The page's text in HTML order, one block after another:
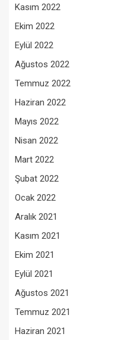
Kasım 2022
Ekim 2022
Eylül 2022
Ağustos 2022
Temmuz 2022
Haziran 2022
Mayıs 2022
Nisan 2022
Mart 2022
Şubat 2022
Ocak 2022
Aralık 2021
Kasım 2021
Ekim 2021
Eylül 2021
Ağustos 2021
Temmuz 2021
Haziran 2021